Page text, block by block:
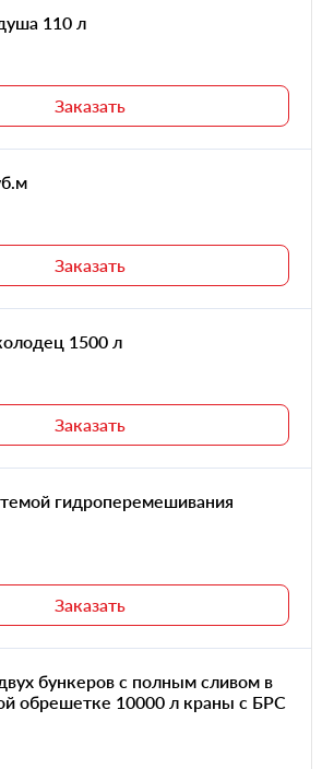
110 л
Заказать
Заказать
1500 л
Заказать
гидроперемешивания
Заказать
бункеров с полным сливом в
обрешетке 10000 л краны с БРС